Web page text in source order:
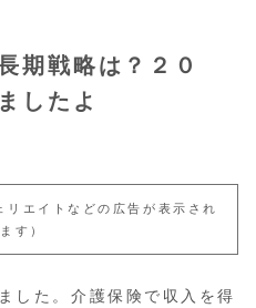
期戦略は？２０
したよ
リエイトなどの広告が表示され
す）
した。介護保険で収入を得